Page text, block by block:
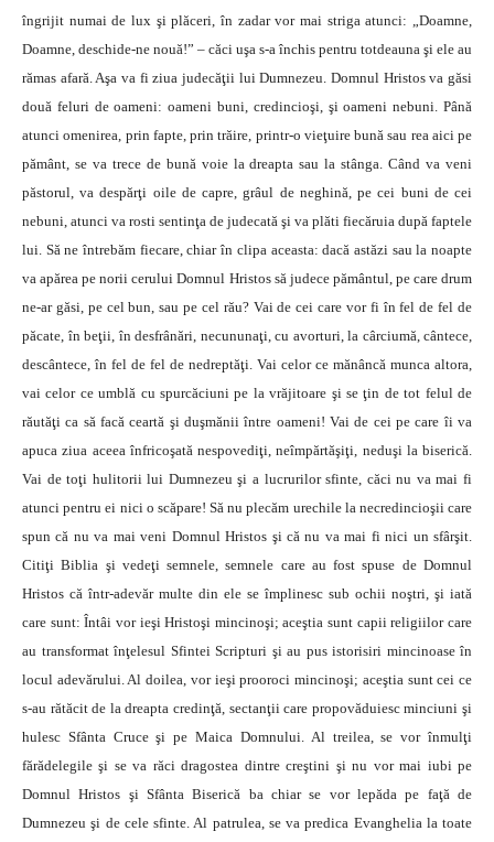
îngrijit numai de lux şi plăceri, în zadar vor mai striga atunci: „Doamne,
Doamne, deschide-ne nouă!” – căci uşa s-a închis pentru totdeauna şi ele au
rămas afară. Aşa va fi ziua judecăţii lui Dumnezeu. Domnul Hristos va găsi
două feluri de oameni: oameni buni, credincioşi, şi oameni nebuni. Până
atunci omenirea, prin fapte, prin trăire, printr-o vieţuire bună sau rea aici pe
pământ, se va trece de bună voie la dreapta sau la stânga. Când va veni
păstorul, va despărţi oile de capre, grâul de neghină, pe cei buni de cei
nebuni, atunci va rosti sentinţa de judecată şi va plăti fiecăruia după faptele
lui. Să ne întrebăm fiecare, chiar în clipa aceasta: dacă astăzi sau la noapte
va apărea pe norii cerului Domnul Hristos să judece pământul, pe care drum
ne-ar găsi, pe cel bun, sau pe cel rău? Vai de cei care vor fi în fel de fel de
păcate, în beţii, în desfrânări, necununaţi, cu avorturi, la cârciumă, cântece,
descântece, în fel de fel de nedreptăţi. Vai celor ce mănâncă munca altora,
vai celor ce umblă cu spurcăciuni pe la vrăjitoare şi se ţin de tot felul de
răutăţi ca să facă ceartă şi duşmănii între oameni! Vai de cei pe care îi va
apuca ziua aceea înfricoşată nespovediţi, neîmpărtăşiţi, neduşi la biserică.
Vai de toţi hulitorii lui Dumnezeu şi a lucrurilor sfinte, căci nu va mai fi
atunci pentru ei nici o scăpare! Să nu plecăm urechile la necredincioşii care
spun că nu va mai veni Domnul Hristos şi că nu va mai fi nici un sfârşit.
Citiţi Biblia şi vedeţi semnele, semnele care au fost spuse de Domnul
Hristos că într-adevăr multe din ele se împlinesc sub ochii noştri, şi iată
care sunt: Întâi vor ieşi Hristoşi mincinoşi; aceştia sunt capii religiilor care
au transformat înţelesul Sfintei Scripturi şi au pus istorisiri mincinoase în
locul adevărului. Al doilea, vor ieşi prooroci mincinoşi; aceştia sunt cei ce
s-au rătăcit de la dreapta credinţă, sectanţii care propovăduiesc minciuni şi
hulesc Sfânta Cruce şi pe Maica Domnului. Al treilea, se vor înmulţi
fărădelegile şi se va răci dragostea dintre creştini şi nu vor mai iubi pe
Domnul Hristos şi Sfânta Biserică ba chiar se vor lepăda pe faţă de
Dumnezeu şi de cele sfinte. Al patrulea, se va predica Evanghelia la toate